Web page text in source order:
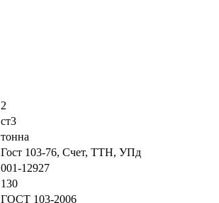
2
ст3
тонна
Гост 103-76, Счет, ТТН, УПд
001-12927
130
ГОСТ 103-2006